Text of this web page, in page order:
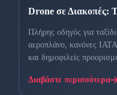
Drone σε Διακοπές:
Πλήρης οδηγός για
αεροπλάνο, κανόνες
και δημοφιλείς
Διαβάστε περισσότερα